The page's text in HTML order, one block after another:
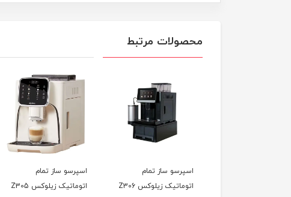
محصولات مرتبط
اسپرسو ساز تمام
اتوماتیک زیلوکس Z306
اسپرسو ساز تمام
اتوماتیک زیلوکس Z305